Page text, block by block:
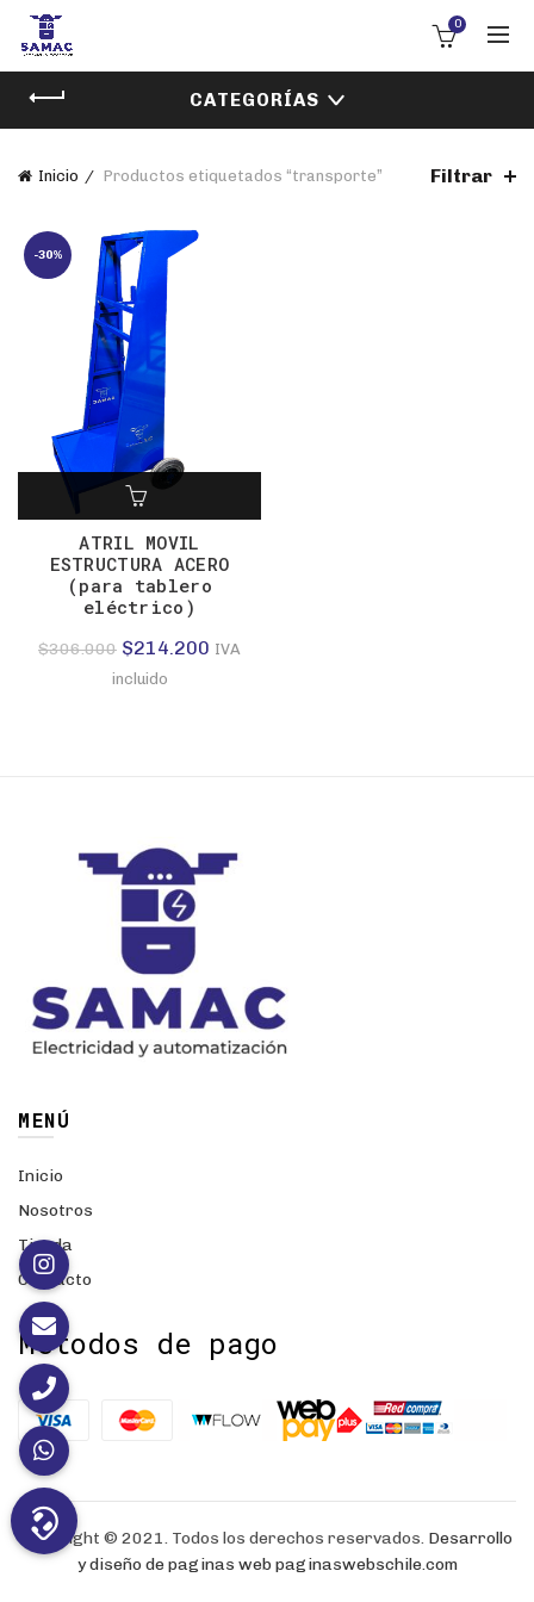
0
CATEGORÍAS
Inicio Productos etiquetados “transporte” Filtrar
-30%
ATRIL MOVIL
ESTRUCTURA ACERO
(para tablero
eléctrico)
$306.000 El
precio
$214.200 El
IVA
incluido
MENÚ
Inicio
Nosotros
Tienda
Contacto
Métodos de pago
Copyright © 2021. Todos los derechos reservados. Desarrollo
y diseño de paginas web paginaswebschile.com